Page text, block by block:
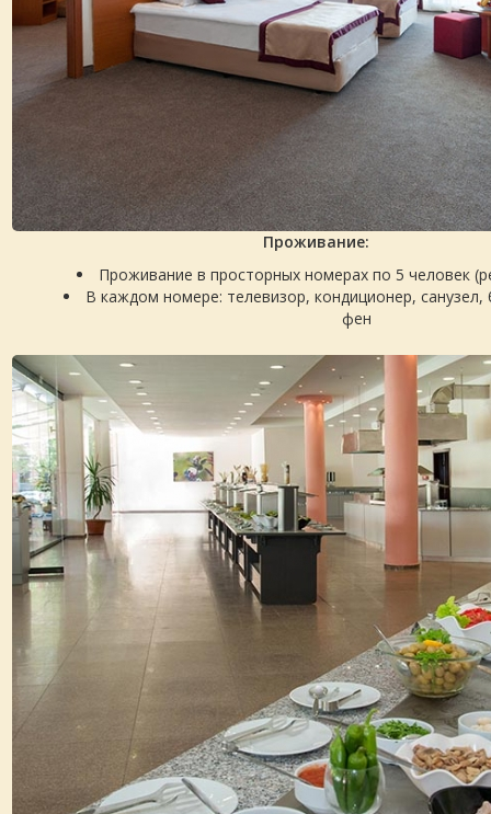
Проживание:
Проживание в просторных номерах по 5 человек
В каждом номере: телевизор, кондиционер, санузел,
фен